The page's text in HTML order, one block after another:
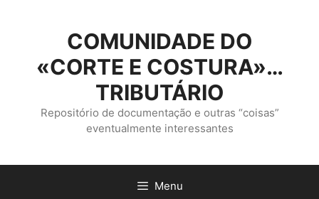
conteúdo
COMUNIDADE DO
«CORTE E COSTURA»…
TRIBUTÁRIO
Repositório de documentação e outras “coisas”
eventualmente interessantes
Menu